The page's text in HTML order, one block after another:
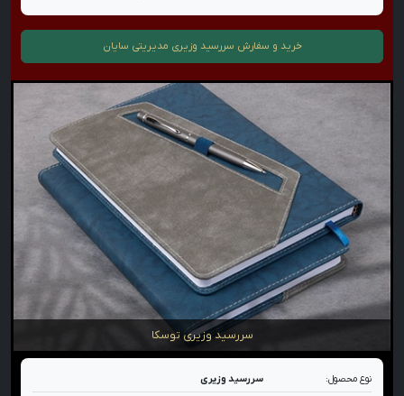
خرید و سفارش سررسید وزیری مدیریتی سایان
سررسید وزیری توسکا
نوع محصول: سررسید وزیری